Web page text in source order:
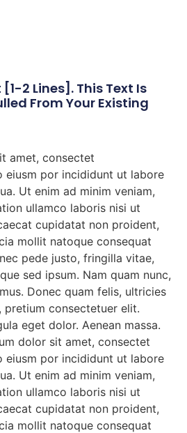
2 Lines]. This Text Is
From Your Existing
amet, consectet
eiusm por incididunt ut labore
Ut enim ad minim veniam,
ullamco laboris nisi ut
cupidatat non proident,
mollit natoque consequat
pede justo, fringilla vitae,
sed ipsum. Nam quam nunc,
Donec quam felis, ultricies
pretium consectetuer elit.
eget dolor. Aenean massa.
dolor sit amet, consectet
eiusm por incididunt ut labore
Ut enim ad minim veniam,
ullamco laboris nisi ut
cupidatat non proident,
mollit natoque consequat